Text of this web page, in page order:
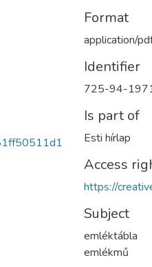
Format
application/
Identifier
725-94-
Is part of
Esti hírlap
Access
https://
Subject
emléktábla
emlékmű